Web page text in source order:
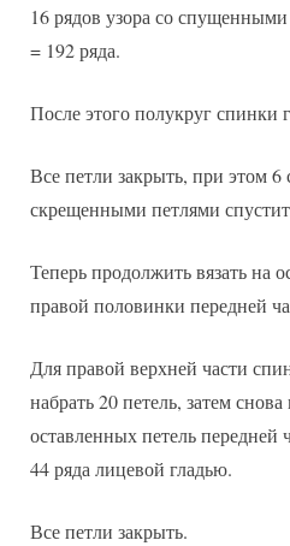
16 рядов узора со
= 192 ряда.
После этого полукруг спинки
Все петли закрыть, при этом
скрещенными петлями
Теперь продолжить вязать на
правой половинки передней
Для правой верхней части
набрать 20 петель, затем
оставленных петель передней
44 ряда лицевой гладью.
Все петли закрыть.